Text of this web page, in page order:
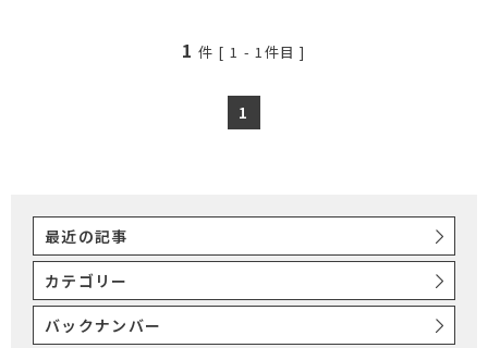
1 件 [1 -1件目 ]
1
最近の記事
カテゴリー
バックナンバー